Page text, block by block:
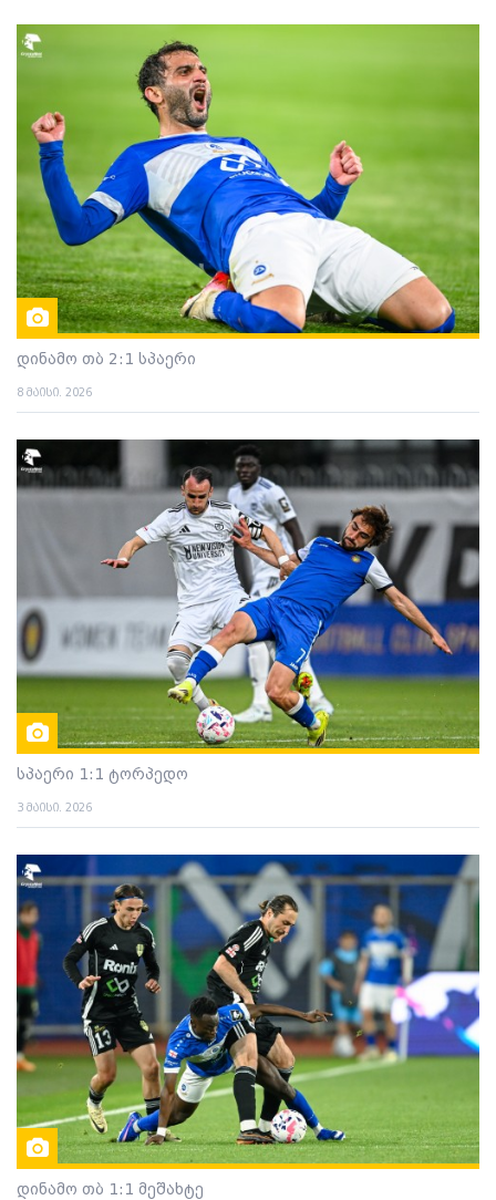
დინამო თბ 2:1 სპაერი
8 მაისი. 2026
სპაერი 1:1 ტორპედო
3 მაისი. 2026
დინამო თბ 1:1 მეშახტე